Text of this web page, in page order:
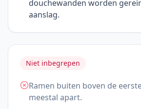
douchewanden worden
aanslag.
Niet inbegrepen
Ramen buiten boven de
meestal apart.